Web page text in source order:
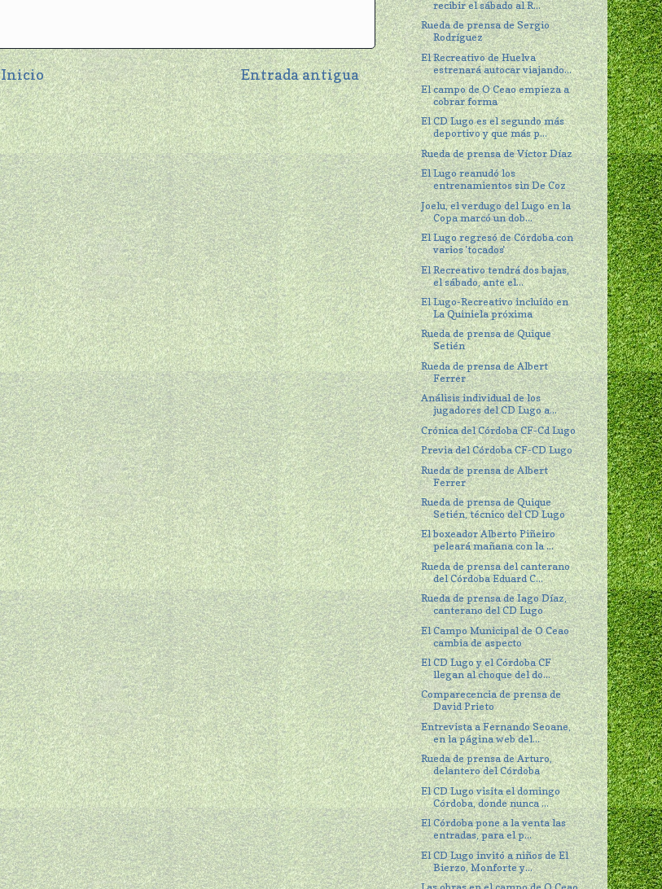
Entrada antigua
Inicio
recibir el sábado al R...
Rueda de prensa de Sergio
Rodríguez
El Recreativo de Huelva
estrenará autocar viajando...
El campo de O Ceao empieza a
cobrar forma
El CD Lugo es el segundo más
deportivo y que más p...
Rueda de prensa de Víctor Díaz
El Lugo reanudó los
entrenamientos sin De Coz
Joelu, el verdugo del Lugo en la
Copa marcó un dob...
El Lugo regresó de Córdoba con
varios 'tocados'
El Recreativo tendrá dos bajas,
el sábado, ante el...
El Lugo-Recreativo incluido en
La Quiniela próxima
Rueda de prensa de Quique
Setién
Rueda de prensa de Albert
Ferrer
Análisis individual de los
jugadores del CD Lugo a...
Crónica del Córdoba CF-Cd Lugo
Previa del Córdoba CF-CD Lugo
Rueda de prensa de Albert
Ferrer
Rueda de prensa de Quique
Setién, técnico del CD Lugo
El boxeador Alberto Piñeiro
peleará mañana con la ...
Rueda de prensa del canterano
del Córdoba Eduard C...
Rueda de prensa de Iago Díaz,
canterano del CD Lugo
El Campo Municipal de O Ceao
cambia de aspecto
El CD Lugo y el Córdoba CF
llegan al choque del do...
Comparecencia de prensa de
David Prieto
Entrevista a Fernando Seoane,
en la página web del...
Rueda de prensa de Arturo,
delantero del Córdoba
El CD Lugo visita el domingo
Córdoba, donde nunca ...
El Córdoba pone a la venta las
entradas, para el p...
El CD Lugo invitó a niños de El
Bierzo, Monforte y...